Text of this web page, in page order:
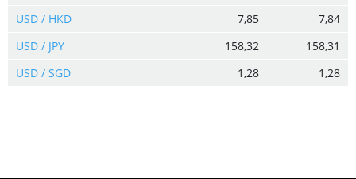
USD / HKD
7,85
7,84
USD / JPY
158,32
158,31
USD / SGD
1,28 1,28